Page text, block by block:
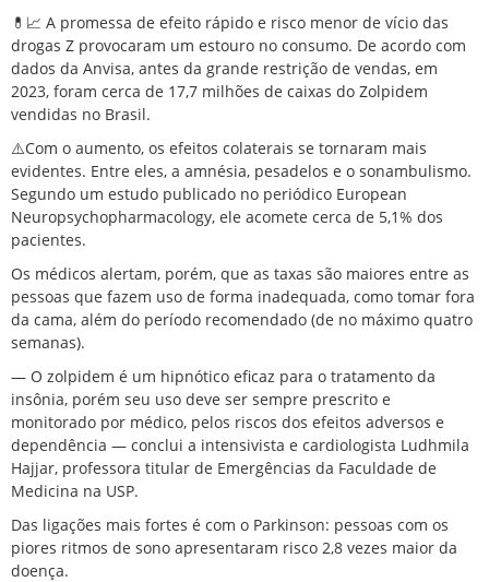
💊📈 A promessa de efeito rápido e risco menor de vício das
drogas Z provocaram um estouro no consumo. De acordo com
dados da Anvisa, antes da grande restrição de vendas, em
2023, foram cerca de 17,7 milhões de caixas do Zolpidem
vendidas no Brasil.
⚠️Com o aumento, os efeitos colaterais se tornaram mais
evidentes. Entre eles, a amnésia, pesadelos e o sonambulismo.
Segundo um estudo publicado no periódico European
Neuropsychopharmacology, ele acomete cerca de 5,1% dos
pacientes.
Os médicos alertam, porém, que as taxas são maiores entre as
pessoas que fazem uso de forma inadequada, como tomar fora
da cama, além do período recomendado (de no máximo quatro
semanas).
— O zolpidem é um hipnótico eficaz para o tratamento da
insônia, porém seu uso deve ser sempre prescrito e
monitorado por médico, pelos riscos dos efeitos adversos e
dependência — conclui a intensivista e cardiologista Ludhmila
Hajjar, professora titular de Emergências da Faculdade de
Medicina na USP.
Das ligações mais fortes é com o Parkinson: pessoas com os
piores ritmos de sono apresentaram risco 2,8 vezes maior da
doença.